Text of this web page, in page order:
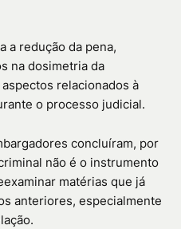
a redução da pena,
na dosimetria da
relacionados à
o processo judicial.
concluíram, por
não é o instrumento
matérias que já
anteriores, especialmente